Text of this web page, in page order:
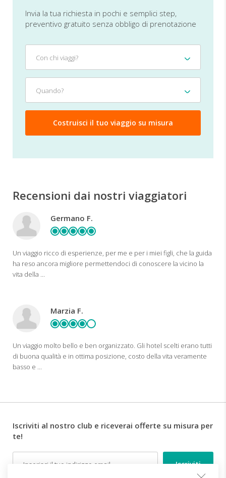
Invia la tua richiesta in pochi e semplici step,
preventivo gratuito senza obbligo di prenotazione
viaggi?
Con chi viaggi?
Quando?
Recensioni dai nostri viaggiatori
Germano F.
Un viaggio ricco di esperienze, per me e per i miei figli, che la guida
ha reso ancora migliore permettendoci di conoscere la vicino la
vita della ...
Marzia F.
Un viaggio molto bello e ben organizzato. Gli hotel scelti erano tutti
di buona qualità e in ottima posizione, costo della vita veramente
basso e ...
Iscriviti al nostro club e riceverai offerte su misura per
te!